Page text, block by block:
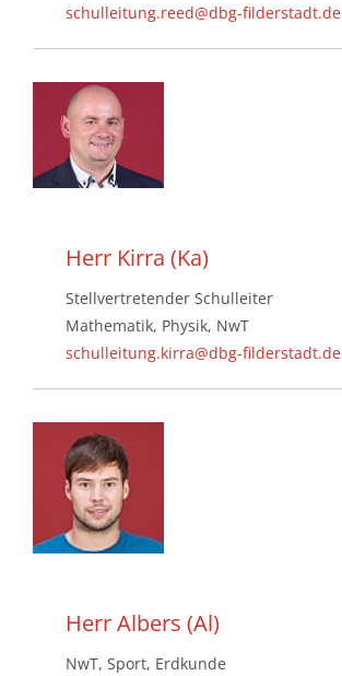
schulleitung.reed@dbg-filderstadt.de
Herr Kirra (Ka)
Stellvertretender Schulleiter
Mathematik, Physik, NwT
schulleitung.kirra@dbg-filderstadt.de
Herr Albers (Al)
NwT, Sport, Erdkunde